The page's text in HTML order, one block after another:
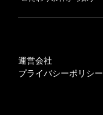
運営会社
プライバシーポリシー